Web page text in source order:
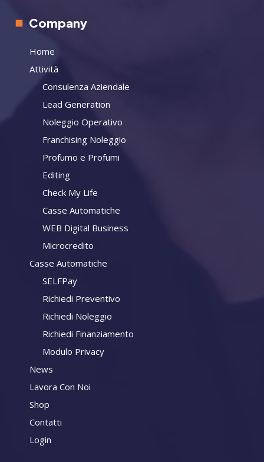
Company
Home
Attività
Consulenza Aziendale
Lead Generation
Noleggio Operativo
Franchising Noleggio
Profumo e Profumi
Editing
Check My Life
Casse Automatiche
WEB Digital Business
Microcredito
Casse Automatiche
SELFPay
Richiedi Preventivo
Richiedi Noleggio
Richiedi Finanziamento
Modulo Privacy
News
Lavora Con Noi
Shop
Contatti
Login